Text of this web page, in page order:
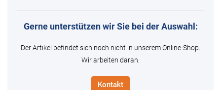
Gerne unterstützen wir Sie bei der Auswahl:
Der Artikel befindet sich noch nicht in unserem Online-Shop.
Wir arbeiten daran.
Kontakt